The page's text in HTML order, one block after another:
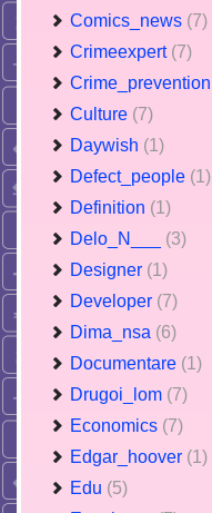
Comics_news (7)
Crimeexpert (7)
Crime_prevention
Culture (7)
Daywish (1)
Defect_people (1)
Definition (1)
Delo_N___ (3)
Designer (1)
Developer (7)
Dima_nsa (6)
Documentare (1)
Drugoi_lom (7)
Economics (7)
Edgar_hoover (1)
Edu (5)